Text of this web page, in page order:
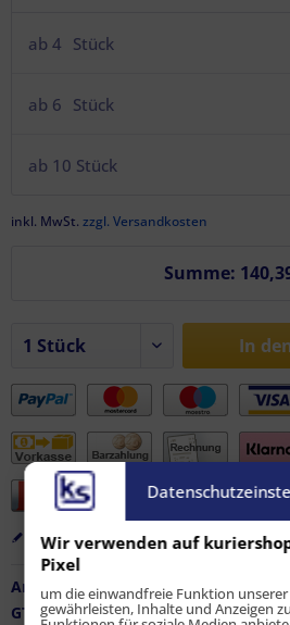
ab 4 Stück
ab 6 Stück
ab 10 Stück
inkl. MwSt. zzgl. Versandkosten
Summe:
In den
Merken Bewerten
Artikel-Nr.:
FZ-AF-11491
GTIN / EAN:
Wir verwenden auf
Pixel
um die einwandfreie Funktion unserer
gewährleisten, Inhalte und Anzeigen